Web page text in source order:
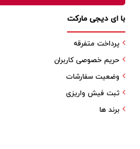
با ای دیجی مارکت
پرداخت متفرقه
حریم خصوصی کاربران
وضعیت سفارشات
ثبت فیش واریزی
برند ها